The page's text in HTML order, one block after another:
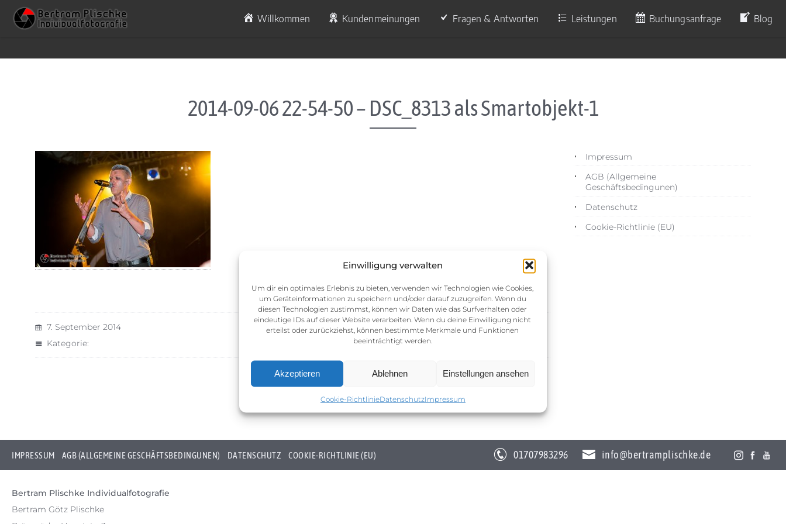
Einwilligung verwalten
Um dir ein optimales Erlebnis zu bieten, verwenden wir Technologien wie Cookies,
um Geräteinformationen zu speichern und/oder darauf zuzugreifen. Wenn du
diesen Technologien zustimmst, können wir Daten wie das Surfverhalten oder
eindeutige IDs auf dieser Website verarbeiten. Wenn du deine Einwilligung nicht
erteilst oder zurückziehst, können bestimmte Merkmale und Funktionen
beeinträchtigt werden.
Akzeptieren Ablehnen Einstellungen ansehen
Cookie-RichtlinieDatenschutzImpressum
Skip to content Willkommen Kundenmeinungen Fragen & Antworten Leistungen Buchungsanfrage Blog
2014-09-06 22-54-50 – DSC_8313 als Smartobjekt-1
7. September 2014
Kategorie:
Impressum
AGB (Allgemeine
Geschäftsbedingunen)
Datenschutz
Cookie-Richtlinie (EU)
IMPRESSUM AGB (ALLGEMEINE GESCHÄFTSBEDINGUNEN) DATENSCHUTZ COOKIE-RICHTLINIE (EU) 01707983296 info@bertramplischke.de
Bertram Plischke Individualfotografie
Bertram Götz Plischke